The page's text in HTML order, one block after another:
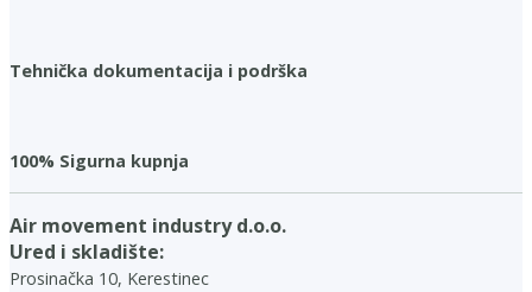
Tehnička dokumentacija i podrška
100% Sigurna kupnja
Air movement industry d.o.o.
Ured i skladište:
Prosinačka 10, Kerestinec